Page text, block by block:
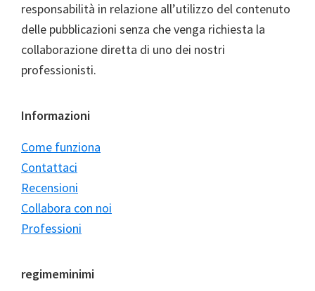
responsabilità in relazione all’utilizzo del contenuto
delle pubblicazioni senza che venga richiesta la
collaborazione diretta di uno dei nostri
professionisti.
Informazioni
Come funziona
Contattaci
Recensioni
Collabora con noi
Professioni
regimeminimi